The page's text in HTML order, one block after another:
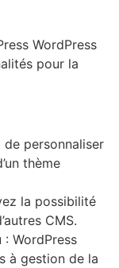
WordPress
pour la
de personnaliser
thème
la possibilité
CMS.
WordPress
à gestion de la